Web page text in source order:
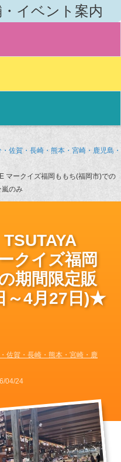
佐賀・長崎・熊本・宮崎・鹿児島・
マークイズ福岡ももち(福岡市)での
のみ
クイズ福岡
期間限定販
～4月27日)★
佐賀・長崎・熊本・宮崎・鹿
04/24